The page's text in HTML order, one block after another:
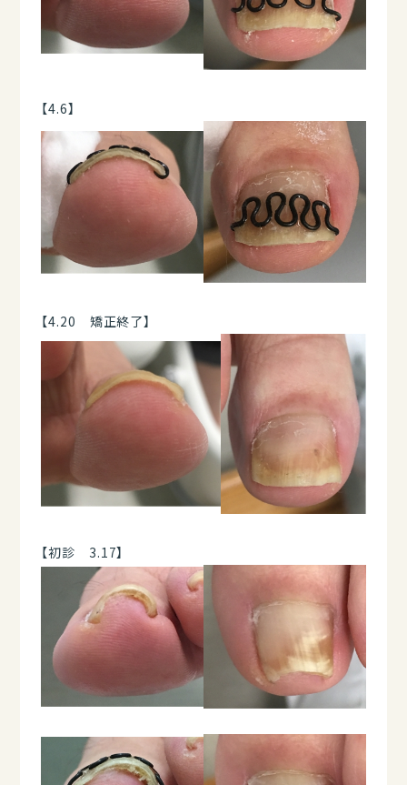
【4.6】
【4.20 矯正終了】
【初診 3.17】